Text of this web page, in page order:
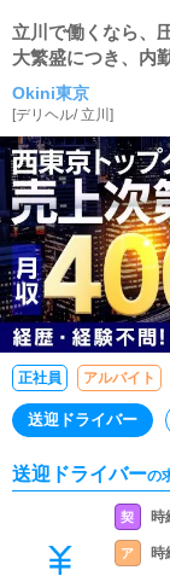
立川で働くなら、
大繁盛につき、内
以上可能！
Okini東京
[デリヘル/ 立川 ]
正社員 アルバイト
送迎ドライバー
送迎ドライバーの
契 時
ア 時